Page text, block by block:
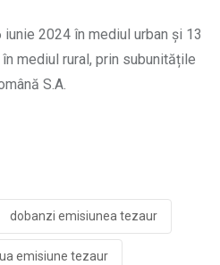
iunie 2024 în mediul urban și 13
mediul rural, prin subunitățile
S.A.
dobanzi emisiunea tezaur
emisiune tezaur